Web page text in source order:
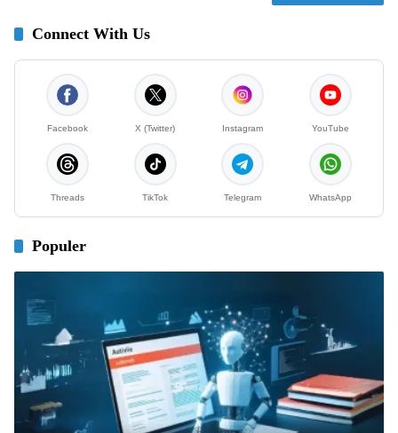
Connect With Us
Facebook X (Twitter) Instagram YouTube
Threads TikTok Telegram WhatsApp
Populer